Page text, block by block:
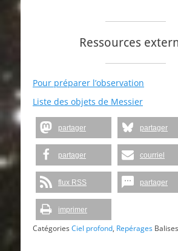
Ressources
Pour préparer l’observation
Liste des objets de Messier
partager partager
partager courriel
flux RSS partager
imprimer
CatégoriesCiel profond, Repérages Balises